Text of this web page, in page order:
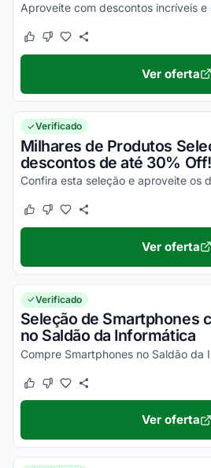
Este cupom funcionou
Este cupom não funcionou
Ver oferta
Verificado
Milhares de Produtos
descontos de até 30% Off!
Este cupom funcionou
Este cupom não funcionou
Ver oferta
Verificado
Seleção de Smartphones
no Saldão da Informática
Este cupom funcionou
Este cupom não funcionou
Ver oferta